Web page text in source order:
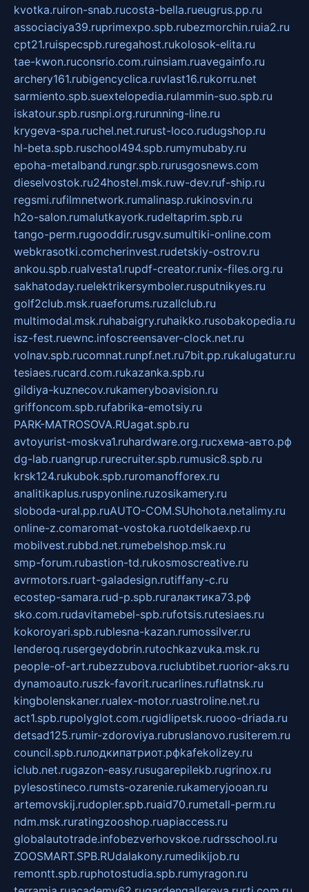
kvotka.ruiron-snab.rucosta-bella.rueugrus.pp.ru
associaciya39.ruprimexpo.spb.rubezmorchin.ruia2.ru
cpt21.ruispecspb.ruregahost.rukolosok-elita.ru
tae-kwon.ruconsrio.com.ruinsiam.ruavegainfo.ru
archery161.rubigencyclica.ruvlast16.rukorru.net
sarmiento.spb.suextelopedia.rulammin-suo.spb.ru
iskatour.spb.rusnpi.org.rurunning-line.ru
krygeva-spa.ruchel.net.rurust-loco.rudugshop.ru
hl-beta.spb.ruschool494.spb.rumymubaby.ru
epoha-metalband.rungr.spb.rurusgosnews.com
dieselvostok.ru24hostel.msk.ruw-dev.ruf-ship.ru
regsmi.rufilmnetwork.rumalinasp.rukinosvin.ru
h2o-salon.rumalutkayork.rudeltaprim.spb.ru
tango-perm.rugooddir.rusgv.sumultiki-online.com
webkrasotki.comcherinvest.rudetskiy-ostrov.ru
ankou.spb.rualvesta1.rupdf-creator.runix-files.org.ru
sakhatoday.ruelektrikersymboler.rusputnikyes.ru
golf2club.msk.ruaeforums.ruzallclub.ru
multimodal.msk.ruhabaigry.ruhaikko.rusobakopedia.ru
isz-fest.ruewnc.infoscreensaver-clock.net.ru
volnav.spb.rucomnat.runpf.net.ru7bit.pp.rukalugatur.ru
tesiaes.rucard.com.rukazanka.spb.ru
gildiya-kuznecov.rukameryboavision.ru
griffoncom.spb.rufabrika-emotsiy.ru
PARK-MATROSOVA.RUagat.spb.ru
avtoyurist-moskva1.ruhardware.org.ruсхема-авто.рф
dg-lab.ruangrup.rurecruiter.spb.rumusic8.spb.ru
krsk124.rukubok.spb.ruromanofforex.ru
analitikaplus.ruspyonline.ruzosikamery.ru
sloboda-ural.pp.ruAUTO-COM.SUhohota.netalimy.ru
online-z.comaromat-vostoka.ruotdelkaexp.ru
mobilvest.rubbd.net.rumebelshop.msk.ru
smp-forum.rubastion-td.rukosmoscreative.ru
avrmotors.ruart-galadesign.rutiffany-c.ru
ecostep-samara.rud-p.spb.ruгалактика73.рф
sko.com.rudavitamebel-spb.rufotsis.rutesiaes.ru
kokoroyari.spb.rublesna-kazan.rumossilver.ru
lenderoq.rusergeydobrin.rutochkazvuka.msk.ru
people-of-art.rubezzubova.ruclubtibet.ruorior-aks.ru
dynamoauto.ruszk-favorit.rucarlines.ruflatnsk.ru
kingbolenskaner.rualex-motor.ruastroline.net.ru
act1.spb.rupolyglot.com.rugidlipetsk.ruooo-driada.ru
detsad125.rumir-zdoroviya.rubruslanovo.rusiterem.ru
council.spb.ruлодкипатриот.рфkafekolizey.ru
iclub.net.rugazon-easy.rusugarepilekb.rugrinox.ru
pylesostineco.rumsts-ozarenie.rukameryjooan.ru
artemovskij.rudopler.spb.ruaid70.rumetall-perm.ru
ndm.msk.ruratingzooshop.ruapiaccess.ru
globalautotrade.infobezverhovskoe.rudrsschool.ru
ZOOSMART.SPB.RUdalakony.rumedikijob.ru
remontt.spb.ruphotostudia.spb.rumyragon.ru